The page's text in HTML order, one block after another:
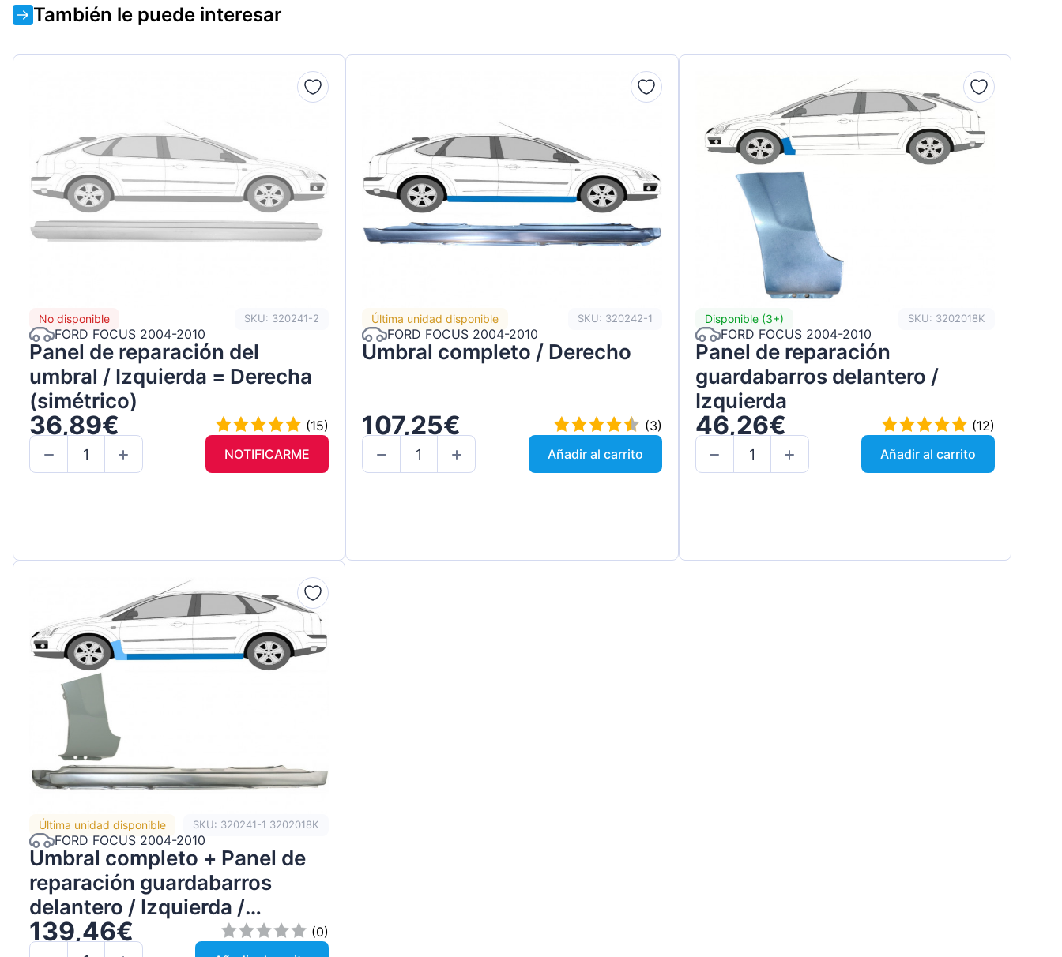
También le puede interesar
No disponible SKU: 320241-2
FORD FOCUS 2004-2010
Panel de reparación del
umbral / Izquierda = Derecha
(simétrico)
36,89€
(15)
NOTIFICARME
Última unidad disponible SKU: 320242-1
FORD FOCUS 2004-2010
Umbral completo / Derecho
107,25€
(3)
Añadir al carrito
Disponible (3+) SKU: 3202018K
FORD FOCUS 2004-2010
Panel de reparación
guardabarros delantero /
Izquierda
46,26€
(12)
Añadir al carrito
Última unidad disponible SKU: 320241-1 3202018K
FORD FOCUS 2004-2010
Umbral completo + Panel de
reparación guardabarros
delantero / Izquierda /
Conjunto
139,46€
(0)